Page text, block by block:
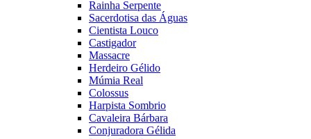
Rainha Serpente
Sacerdotisa das Águas
Cientista Louco
Castigador
Massacre
Herdeiro Gélido
Múmia Real
Colossus
Harpista Sombrio
Cavaleira Bárbara
Conjuradora Gélida